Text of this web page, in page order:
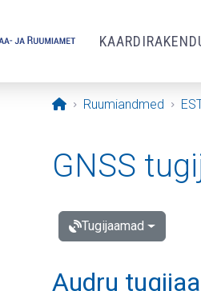
Avaleht
Ruumiandmed
GNSS
Tugijaamad
Audru